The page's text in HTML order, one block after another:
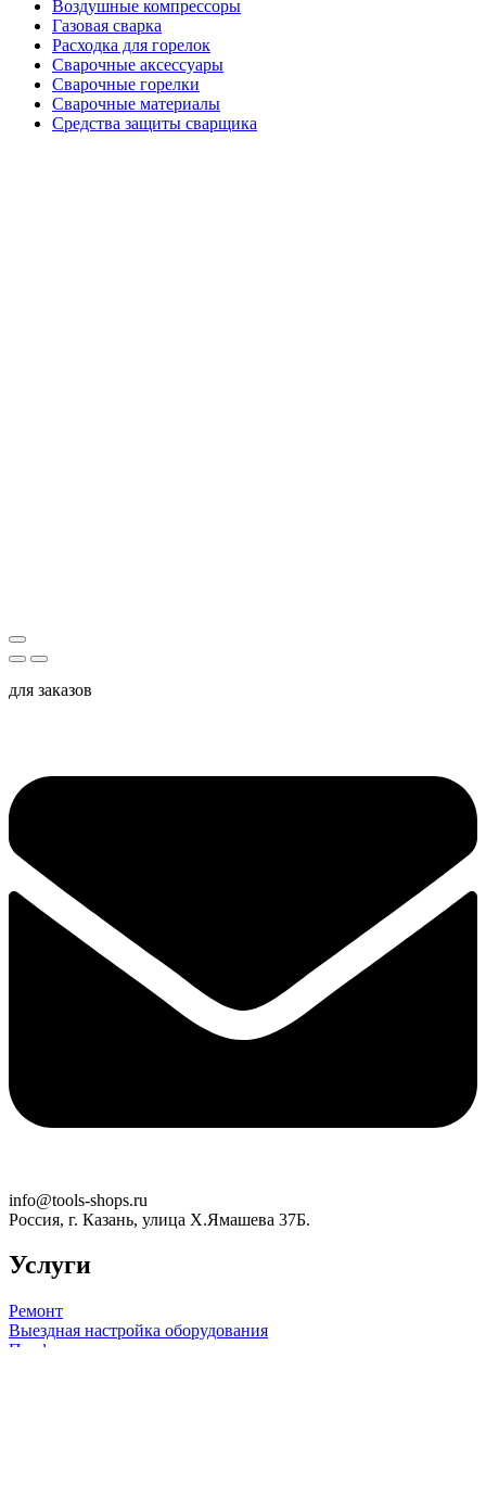
Воздушные компрессоры
Газовая сварка
Расходка для горелок
Сварочные аксессуары
Сварочные горелки
Сварочные материалы
Средства защиты сварщика
для заказов
info@tools-shops.ru
Россия, г. Казань, улица Х.Ямашева 37Б.
Услуги
Ремонт
Выездная настройка оборудования
Профилактика